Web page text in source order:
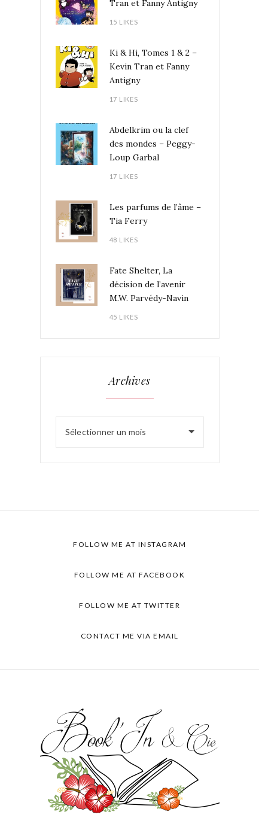
Tran et Fanny Antigny
15 LIKES
Ki & Hi, Tomes 1 & 2 –
Kevin Tran et Fanny
Antigny
17 LIKES
Abdelkrim ou la clef
des mondes – Peggy-
Loup Garbal
17 LIKES
Les parfums de l’âme –
Tia Ferry
48 LIKES
Fate Shelter, La
décision de l’avenir
M.W. Parvédy-Navin
45 LIKES
Archives
Sélectionner un mois
FOLLOW ME AT INSTAGRAM
FOLLOW ME AT FACEBOOK
FOLLOW ME AT TWITTER
CONTACT ME VIA EMAIL